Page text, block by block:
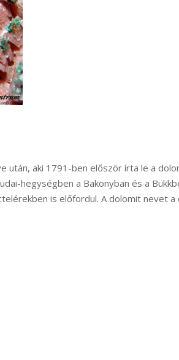
után, aki 1791-ben először írta le a
hegységben a Bakonyban és a
is előfordul. A dolomit nevet a